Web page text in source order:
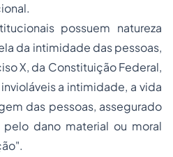
possuem natureza
da intimidade das pessoas,
X, da Constituição Federal,
a intimidade, a vida
das pessoas, assegurado
dano material ou moral